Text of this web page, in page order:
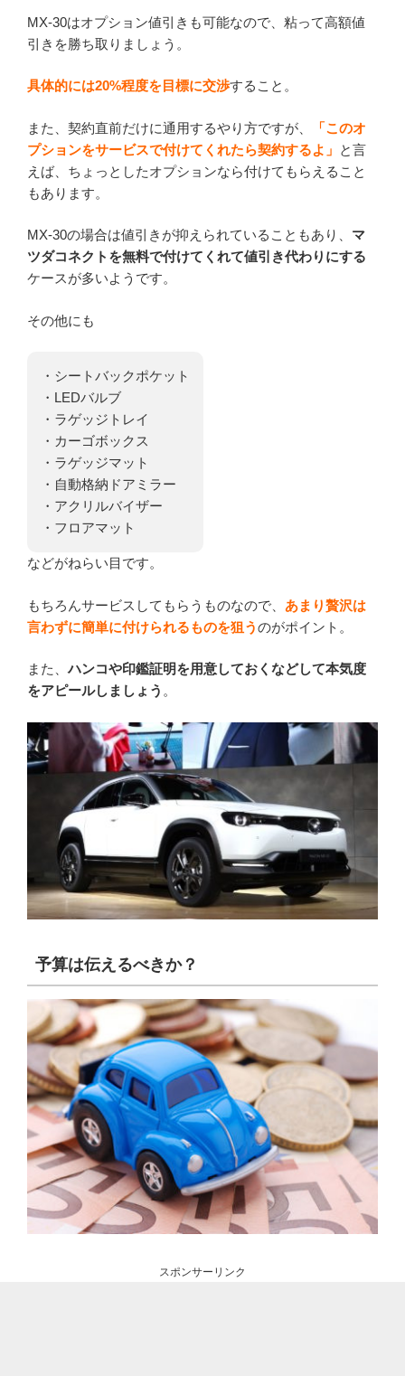
MX-30はオプション値引きも可能なので、粘って高額値
引きを勝ち取りましょう。
具体的には20%程度を目標に交渉すること。
また、契約直前だけに通用するやり方ですが、
「このオ
プションをサービスで付けてくれたら契約するよ」 と言
えば、ちょっとしたオプションなら付けてもらえること
もあります。
MX-30の場合は値引きが抑えられていることもあり、 マ
ツダコネクトを無料で付けてくれて値引き代わりにする
ケースが多いようです。
その他にも
・シートバックポケット
・LEDバルブ
・ラゲッジトレイ
・カーゴボックス
・ラゲッジマット
・自動格納ドアミラー
・アクリルバイザー
・フロアマット
などがねらい目です。
もちろんサービスしてもらうものなので、 あまり贅沢は
言わずに簡単に付けられるものを狙うのがポイント。
また、ハンコや印鑑証明を用意しておくなどして本気度
をアピールしましょう 。
予算は伝えるべきか？
スポンサーリンク